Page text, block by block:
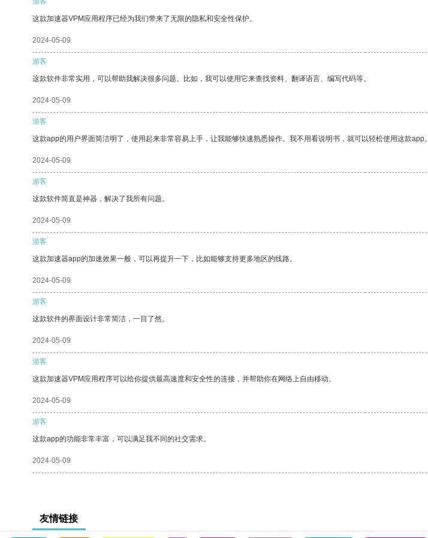
这款加速器VPM应用程序已经为我们带来了无限的隐私和安全性保护。
2024-05-09
游客
这款软件非常实用，可以帮助我解决很多问题。比如，我可以使用它来查找资料、翻译语言、编写代码等。
2024-05-09
游客
这款app的用户界面简洁明了，使用起来非常容易上手，让我能够快速熟悉操作。我不用看说明书，就可以轻松使用这款app。
2024-05-09
游客
这款软件简直是神器，解决了我所有问题。
2024-05-09
游客
这款加速器app的加速效果一般，可以再提升一下，比如能够支持更多地区的线路。
2024-05-09
游客
这款软件的界面设计非常简洁，一目了然。
2024-05-09
游客
这款加速器VPM应用程序可以给你提供最高速度和安全性的连接，并帮助你在网络上自由移动。
2024-05-09
游客
这款app的功能非常丰富，可以满足我不同的社交需求。
2024-05-09
友情链接